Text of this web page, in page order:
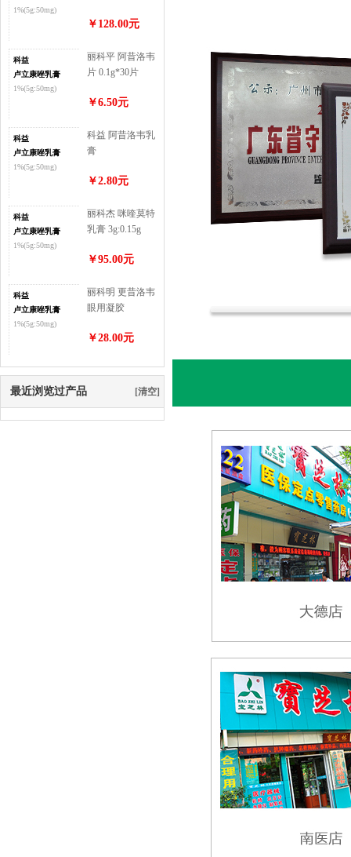
1%(5g:50mg)
￥128.00元
科益
卢立康唑乳膏
1%(5g:50mg)
丽科平 阿昔洛韦
片 0.1g*30片
￥6.50元
科益
卢立康唑乳膏
1%(5g:50mg)
科益 阿昔洛韦乳
膏
￥2.80元
科益
卢立康唑乳膏
1%(5g:50mg)
丽科杰 咪喹莫特
乳膏 3g:0.15g
￥95.00元
科益
卢立康唑乳膏
1%(5g:50mg)
丽科明 更昔洛韦
眼用凝胶
￥28.00元
最近浏览过产品 [清空]